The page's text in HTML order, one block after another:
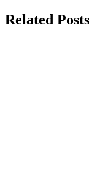
Related Posts